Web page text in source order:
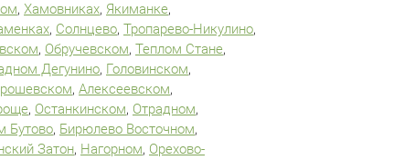
, Хамовниках, Якиманке,
, Солнцево, Тропарево-Никулино,
, Обручевском, Теплом Стане,
Дегунино, Головинском,
, Алексеевском,
, Останкинском, Отрадном,
Бутово, Бирюлево Восточном,
Затон, Нагорном, Орехово-